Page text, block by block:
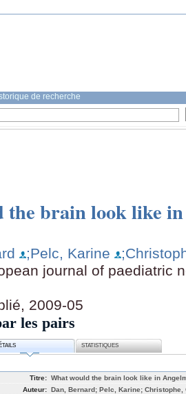
de recherche
the brain look like
;Pelc, Karine
journal of paediatric
2009-05
les pairs
STATISTIQUES
Titre: What would the brain look like in
Auteur: Dan, Bernard; Pelc, Karine; Christophe,